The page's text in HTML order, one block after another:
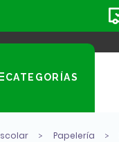
CATEGORÍAS
Papelería